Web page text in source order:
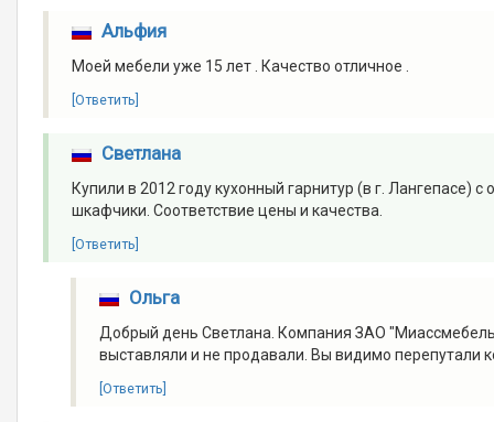
Альфия
Моей мебели уже 15 лет . Качество отличное .
[Ответить]
Светлана
Купили в 2012 году кухонный гарнитур (в г. Лангепасе)
шкафчики. Соответствие цены и качества.
[Ответить]
Ольга
Добрый день Светлана. Компания ЗАО
выставляли и не продавали. Вы видимо перепутали
[Ответить]